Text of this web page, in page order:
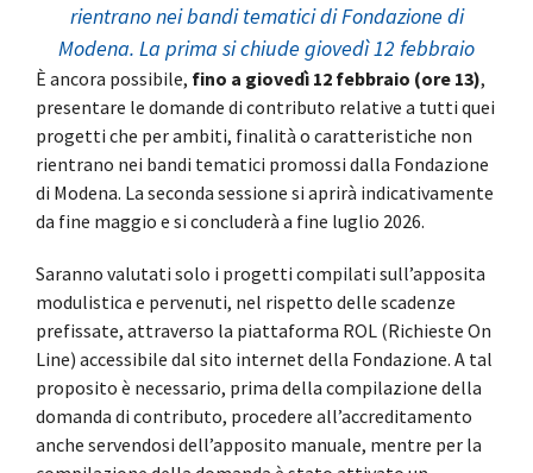
rientrano nei bandi tematici di Fondazione di
Modena. La prima si chiude giovedì 12 febbraio
È ancora possibile, fino a giovedì 12 febbraio (ore 13),
presentare le domande di contributo relative a tutti quei
progetti che per ambiti, finalità o caratteristiche non
rientrano nei bandi tematici promossi dalla Fondazione
di Modena. La seconda sessione si aprirà indicativamente
da fine maggio e si concluderà a fine luglio 2026.
Saranno valutati solo i progetti compilati sull’apposita
modulistica e pervenuti, nel rispetto delle scadenze
prefissate, attraverso la piattaforma ROL (Richieste On
Line) accessibile dal sito internet della Fondazione. A tal
proposito è necessario, prima della compilazione della
domanda di contributo, procedere all’accreditamento
anche servendosi dell’apposito manuale, mentre per la